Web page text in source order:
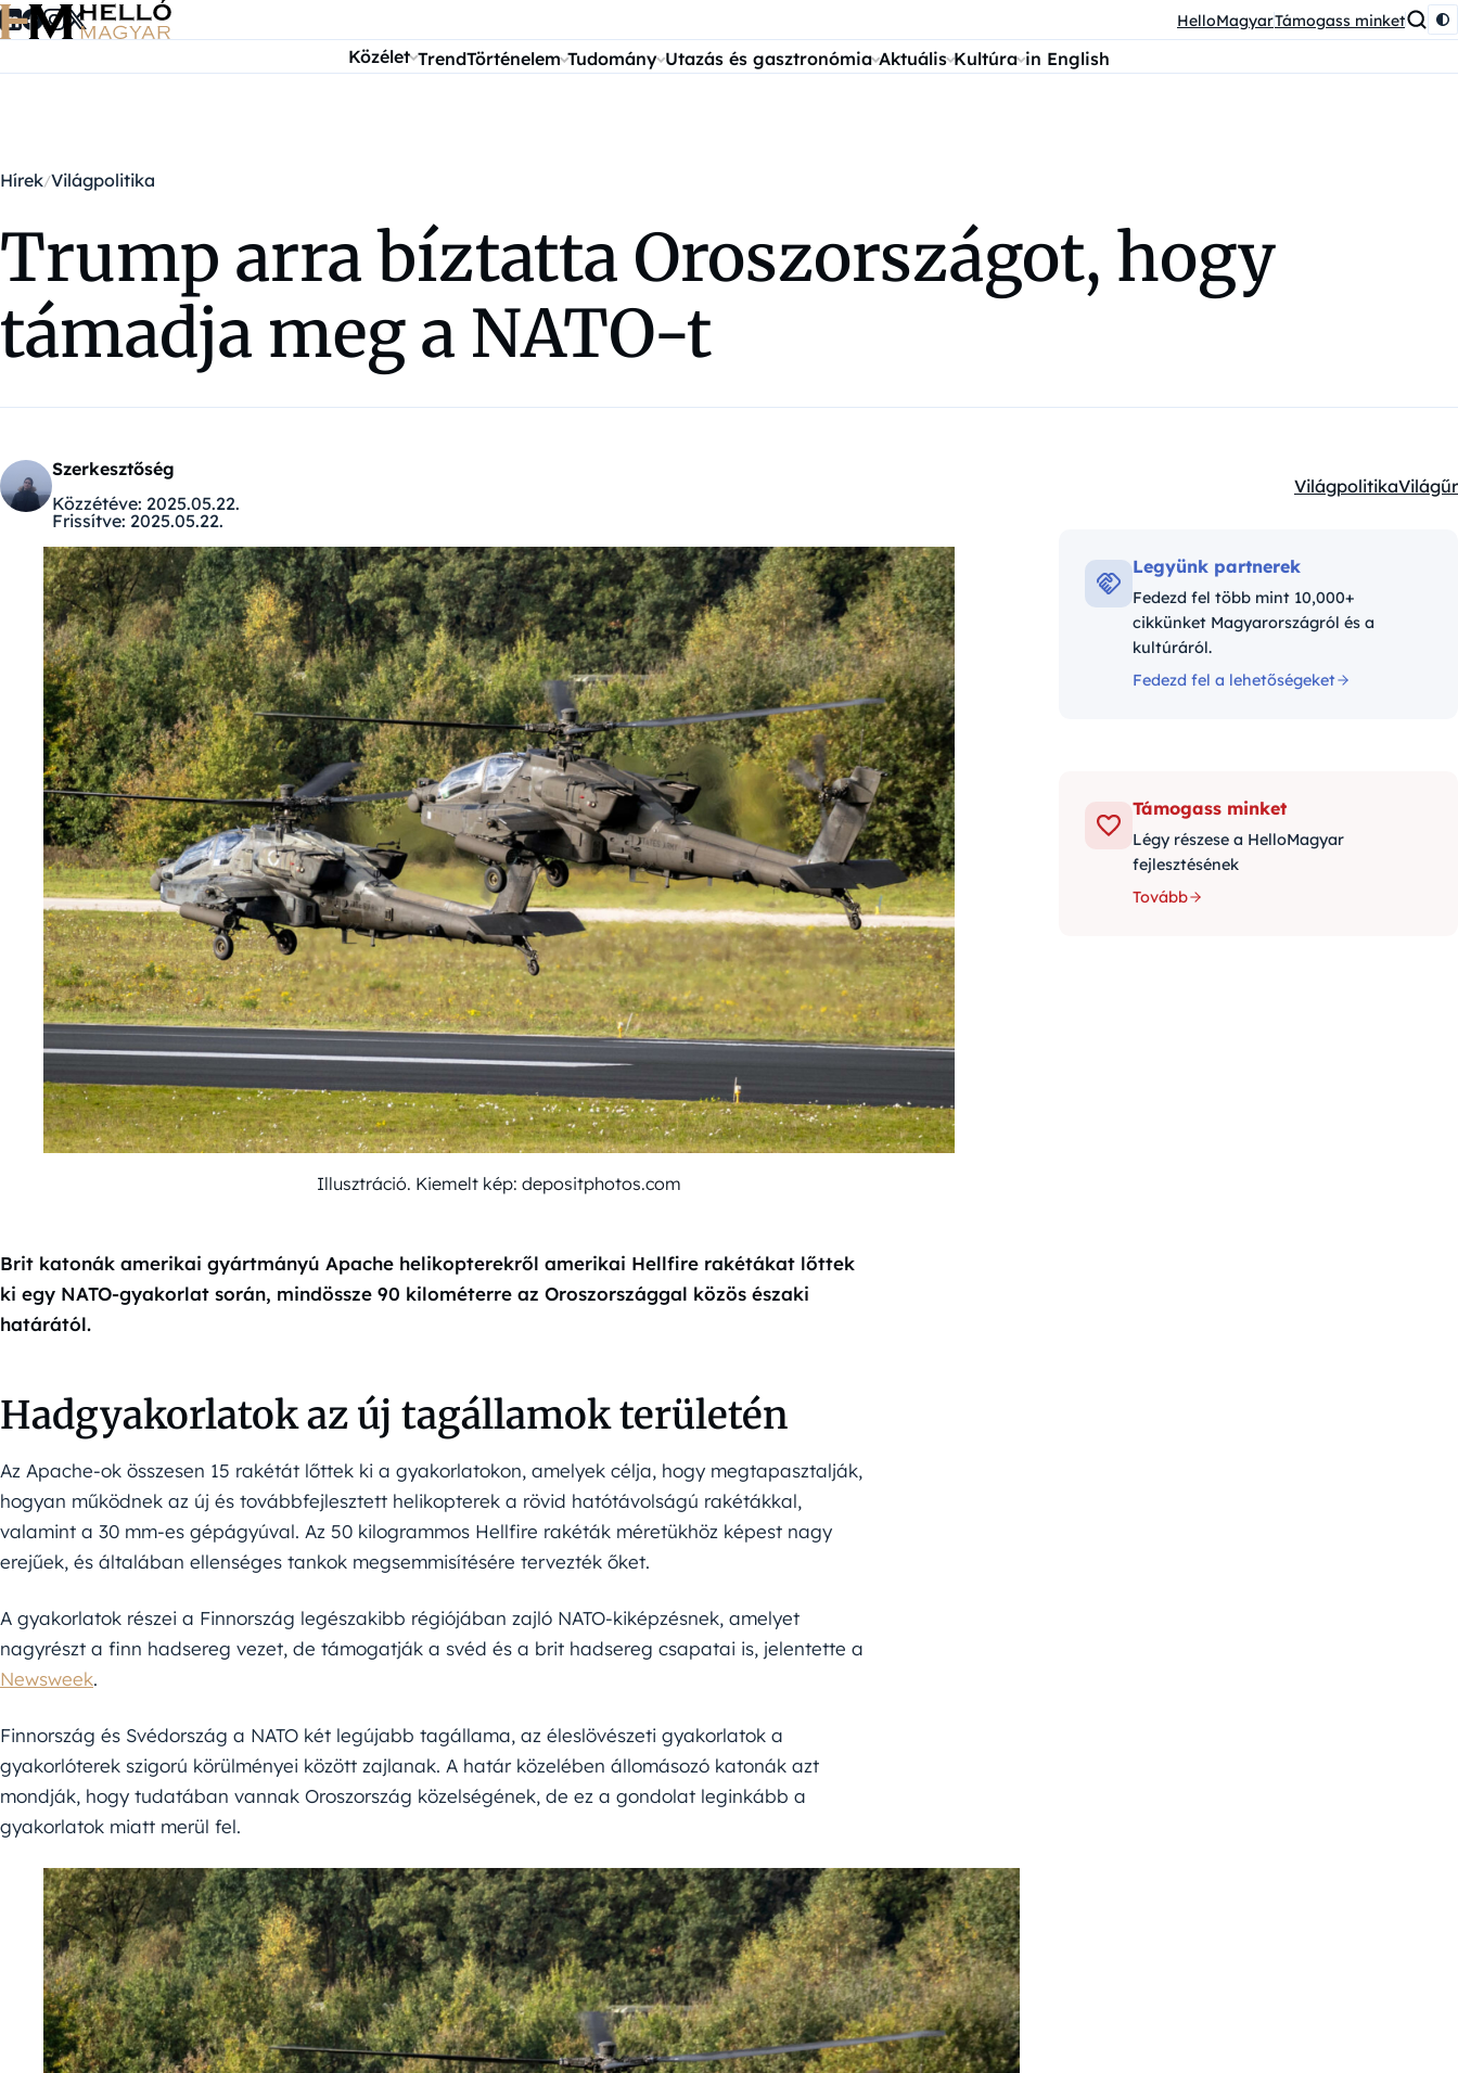
Ugrás a tartalomra HelloMagyarTámogass minket
Közélet TrendTörténelem Tudomány Utazás és gasztronómia Aktuális Kultúra in English
Hírek Világpolitika
Trump arra bíztatta Oroszországot, hogy
támadja meg a NATO-t
Szerkesztőség
Közzétéve: 2025.05.22.
Frissítve: 2025.05.22.
Kategóriák:
VilágpolitikaVilágűr
Illusztráció. Kiemelt kép: depositphotos.com
Brit katonák amerikai gyártmányú Apache helikopterekről amerikai Hellfire rakétákat lőttek
ki egy NATO-gyakorlat során, mindössze 90 kilométerre az Oroszországgal közös északi
határától.
Hadgyakorlatok az új tagállamok területén
Az Apache-ok összesen 15 rakétát lőttek ki a gyakorlatokon, amelyek célja, hogy megtapasztalják,
hogyan működnek az új és továbbfejlesztett helikopterek a rövid hatótávolságú rakétákkal,
valamint a 30 mm-es gépágyúval. Az 50 kilogrammos Hellfire rakéták méretükhöz képest nagy
erejűek, és általában ellenséges tankok megsemmisítésére tervezték őket.
A gyakorlatok részei a Finnország legészakibb régiójában zajló NATO-kiképzésnek, amelyet
nagyrészt a finn hadsereg vezet, de támogatják a svéd és a brit hadsereg csapatai is, jelentette a
Newsweek.
Finnország és Svédország a NATO két legújabb tagállama, az éleslövészeti gyakorlatok a
gyakorlóterek szigorú körülményei között zajlanak. A határ közelében állomásozó katonák azt
mondják, hogy tudatában vannak Oroszország közelségének, de ez a gondolat leginkább a
gyakorlatok miatt merül fel.
Legyünk partnerek
Fedezd fel több mint 10,000+
cikkünket Magyarországról és a
kultúráról.
Fedezd fel a lehetőségeket
Támogass minket
Légy részese a HelloMagyar
fejlesztésének
Tovább